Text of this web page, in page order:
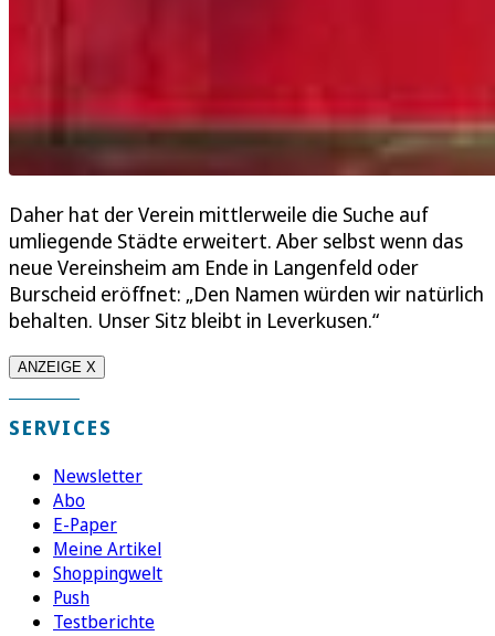
Daher hat der Verein mittlerweile die Suche auf
umliegende Städte erweitert. Aber selbst wenn das
neue Vereinsheim am Ende in Langenfeld oder
Burscheid eröffnet: „Den Namen würden wir natürlich
behalten. Unser Sitz bleibt in Leverkusen.“
ANZEIGE X
SERVICES
Newsletter
Abo
E-Paper
Meine Artikel
Shoppingwelt
Push
Testberichte